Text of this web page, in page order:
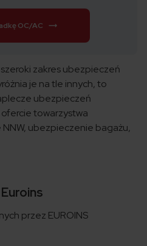
OC/AC
zakres ubezpieczeń
je na tle innych, to
ubezpieczeń
towarzystwa
ubezpieczenie bagażu,
przez EUROINS